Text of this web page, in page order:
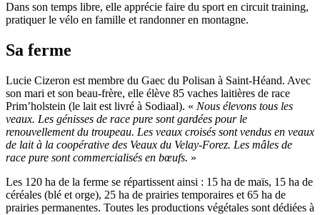
Dans son temps libre, elle apprécie faire du sport en circuit training,
pratiquer le vélo en famille et randonner en montagne.
Sa ferme
Lucie Cizeron est membre du Gaec du Polisan à Saint-Héand. Avec
son mari et son beau-frère, elle élève 85 vaches laitières de race
Prim’holstein (le lait est livré à Sodiaal). « Nous élevons tous les
veaux. Les génisses de race pure sont gardées pour le
renouvellement du troupeau. Les veaux croisés sont vendus en veaux
de lait à la coopérative des Veaux du Velay-Forez. Les mâles de
race pure sont commercialisés en bœufs. »
Les 120 ha de la ferme se répartissent ainsi : 15 ha de maïs, 15 ha de
céréales (blé et orge), 25 ha de prairies temporaires et 65 ha de
prairies permanentes. Toutes les productions végétales sont dédiées à